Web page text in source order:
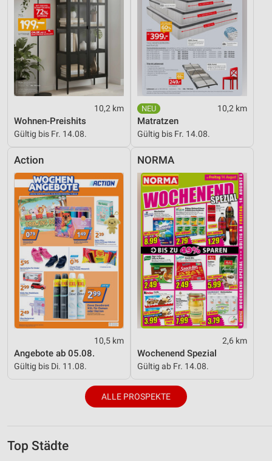
10,2 km
Wohnen-Preishits
Gültig bis Fr. 14.08.
10,2 km
Matratzen
Gültig bis Fr. 14.08.
Action
10,5 km
Angebote ab 05.08.
Gültig bis Di. 11.08.
NORMA
2,6 km
Wochenend Spezial
Gültig ab Fr. 14.08.
ALLE PROSPEKTE
Top Städte